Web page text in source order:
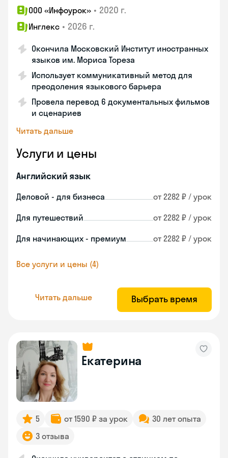
ООО «Инфоурок» • 2020 г.
Инглекс • 2026 г.
Окончила Московский Институт иностранных
языков им. Мориса Тореза
Использует коммуникативный метод для
преодоления языкового барьера
Провела перевод 6 документальных фильмов
и сценариев
Читать дальше
Услуги и цены
Английский язык
Деловой - для бизнеса от 2282 ₽ / урок
Для путешествий от 2282 ₽ / урок
Для начинающих - премиум от 2282 ₽ / урок
Все услуги и цены (4)
Читать дальше Выбрать время
Екатерина
5 от 1590 ₽ за урок
30 лет опыта
3 отзыва